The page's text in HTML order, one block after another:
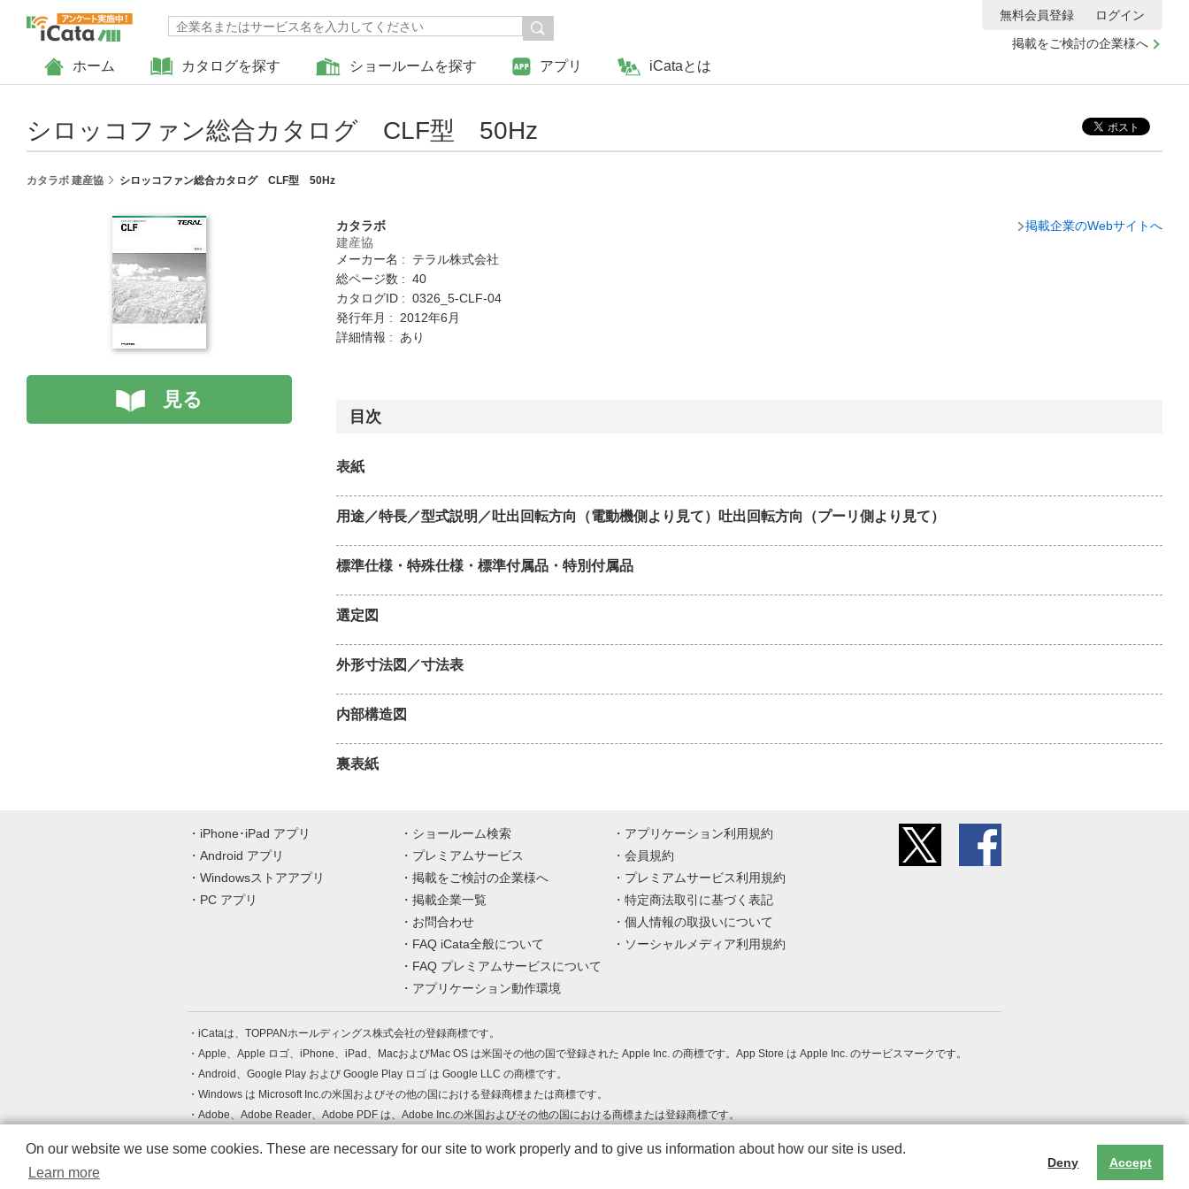
ホーム カタログを探す ショールームを探す アプリ iCataとは
掲載をご検討の企業様へ
無料会員登録 ログイン
シロッコファン総合カタログ CLF型 50Hz
カタラボ 建産協 シロッコファン総合カタログ CLF型 50Hz
見る
カタラボ
建産協
メーカー名 : テラル株式会社
総ページ数 : 40
カタログID : 0326_5-CLF-04
発行年月 : 2012年6月
詳細情報 : あり
掲載企業のWebサイトへ
目次
表紙
用途／特長／型式説明／吐出回転方向（電動機側より見て）吐出回転方向（プーリ側より見て）
標準仕様・特殊仕様・標準付属品・特別付属品
選定図
外形寸法図／寸法表
内部構造図
裏表紙
iPhone･iPad アプリ
Android アプリ
Windowsストアアプリ
PC アプリ
ショールーム検索
プレミアムサービス
掲載をご検討の企業様へ
掲載企業一覧
お問合わせ
FAQ iCata全般について
FAQ プレミアムサービスについて
アプリケーション動作環境
アプリケーション利用規約
会員規約
プレミアムサービス利用規約
特定商法取引に基づく表記
個人情報の取扱いについて
ソーシャルメディア利用規約
iCataは、TOPPANホールディングス株式会社の登録商標です。
Apple、Apple ロゴ、iPhone、iPad、MacおよびMac OS は米国その他の国で登録された Apple Inc. の商標です。App Store は Apple Inc. のサービスマークです。
Android、Google Play および Google Play ロゴ は Google LLC の商標です。
Windows は Microsoft Inc.の米国およびその他の国における登録商標または商標です。
Adobe、Adobe Reader、Adobe PDF は、Adobe Inc.の米国およびその他の国における商標または登録商標です。
On our website we use some cookies. These are necessary for our site to work properly and to give us information about how our site is used.
Learn more
Deny Accept